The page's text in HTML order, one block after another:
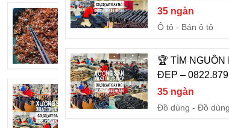
Muối Kiến Vàng – Đặc Sản
Liên
Đồ dùng
Đồ
🔥 KHÔNG CẦN VỐN
35
35 ngàn
Ô tô
Bán ô tô
🏆 TÌM
ĐẸP –
35 ngàn
Đồ dùng
Đồ